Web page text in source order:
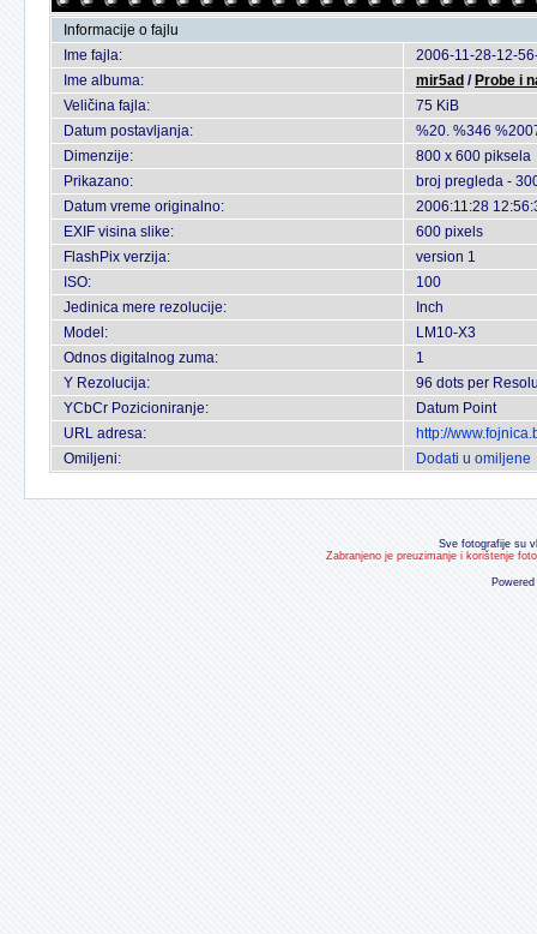
Informacije o fajlu
Ime fajla:
2006-11-28-12-
Ime albuma:
mir5ad / Probe i
Veličina fajla:
75 KiB
Datum postavljanja:
%20. %346
Dimenzije:
800 x 600 piksela
Prikazano:
broj pregleda -
Datum vreme originalno:
2006:11:28
EXIF visina slike:
600 pixels
FlashPix verzija:
version 1
ISO:
100
Jedinica mere rezolucije:
Inch
Model:
LM10-X3
Odnos digitalnog zuma:
1
Y Rezolucija:
96 dots per
YCbCr Pozicioniranje:
Datum Point
URL adresa:
http://
Omiljeni:
Dodati u omiljene
Sve fotografije su
Zabranjeno je preuzimanje i korištenje